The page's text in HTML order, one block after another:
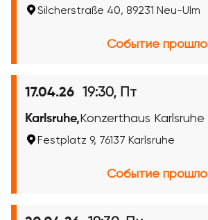
Silcherstraße 40, 89231 Neu-Ulm
Событие прошло
17.04.26 19:30, Пт
Karlsruhe, Konzerthaus Karlsruhe
Festplatz 9, 76137 Karlsruhe
Событие прошло